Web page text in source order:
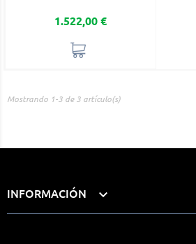
Precio
1.522,00 €
Mostrando 1-3 de 3 artículo(s)
INFORMACIÓN 